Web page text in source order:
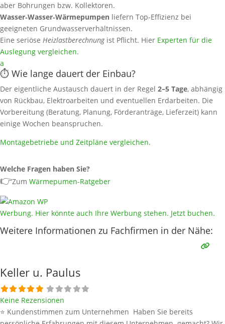
aber Bohrungen bzw. Kollektoren.
Wasser‑Wasser‑Wärmepumpen liefern Top‑Effizienz bei
geeigneten Grundwasserverhältnissen.
Eine seriöse Heizlastberechnungist Pflicht. Hier Experten für die
Auslegung vergleichen.
a
⏱️ Wie lange dauert der Einbau?
Der eigentliche Austausch dauert in der Regel 2–5 Tage, abhängig
von Rückbau, Elektroarbeiten und eventuellen Erdarbeiten. Die
Vorbereitung (Beratung, Planung, Förderanträge, Lieferzeit) kann
einige Wochen beanspruchen.
Montagebetriebe und Zeitpläne vergleichen.
Welche Fragen haben Sie?
👉Zum Wärmepumen-Ratgeber
Werbung. Hier könnte auch Ihre Werbung stehen. Jetzt buchen.
Weitere Informationen zu Fachfirmen in der Nähe:
Keller u. Paulus
Keine Rezensionen
⭐ Kundenstimmen zum Unternehmen Haben Sie bereits